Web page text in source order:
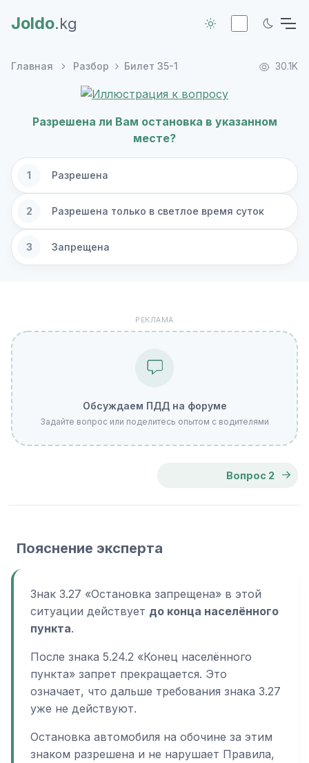
Joldo.kg
Главная Разбор Билет 35-1 30.1K
Разрешена ли Вам остановка в указанном
месте?
1 Разрешена
2 Разрешена только в светлое время суток
3 Запрещена
РЕКЛАМА
Обсуждаем ПДД на форуме
Задайте вопрос или поделитесь опытом с водителями
Вопрос 2
Пояснение эксперта
Знак 3.27 «Остановка запрещена» в этой
ситуации действует до конца населённого
пункта.
После знака 5.24.2 «Конец населённого
пункта» запрет прекращается. Это
означает, что дальше требования знака 3.27
уже не действуют.
Остановка автомобиля на обочине за этим
знаком разрешена и не нарушает Правила,